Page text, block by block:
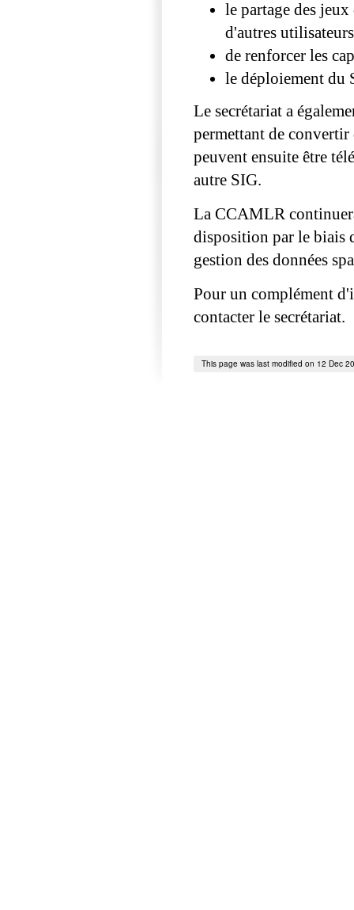
le partage des
d'autres
de renforcer les
le déploiement du
Le secrétariat a
permettant de convertir
peuvent ensuite être
autre SIG.
La CCAMLR
disposition par le biais
gestion des données
Pour un complément
contacter le secrétariat.
This page was last modified on 12 Dec